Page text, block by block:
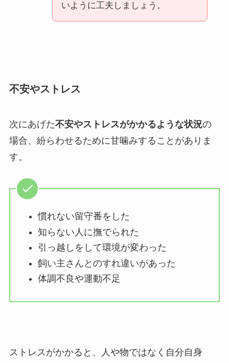
いように工夫しましょう。
不安やストレス
次にあげた不安やストレスがかかるような状況の
場合、紛らわせるために甘噛みすることがありま
す。
慣れない留守番をした
知らない人に撫でられた
引っ越しをして環境が変わった
飼い主さんとのすれ違いがあった
体調不良や運動不足
ストレスがかかると、人や物ではなく自分自身